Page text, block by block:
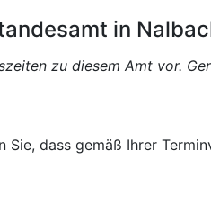
in
zu diesem Amt vor.
Sie, dass gemäß Ihrer